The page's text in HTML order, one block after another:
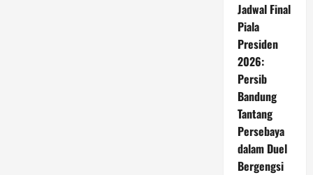
Jadwal Final
Piala
Presiden
2026:
Persib
Bandung
Tantang
Persebaya
dalam Duel
Bergengsi